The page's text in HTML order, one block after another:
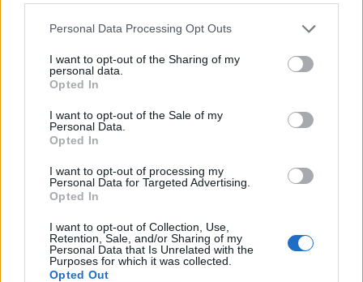
Personal Data Processing Opt Outs
I want to opt-out of the Sharing of my
personal data.
Opted In
I want to opt-out of the Sale of my
Personal Data.
Opted In
I want to opt-out of processing my
Personal Data for Targeted Advertising.
Opted In
I want to opt-out of Collection, Use,
Retention, Sale, and/or Sharing of my
Personal Data that Is Unrelated with the
Purposes for which it was collected.
Opted Out
volto nuovo per la stagione 2020/21. Gigi Casu e Gianfranco Ravot
guideranno ancora gli Allievi e Giovanissimi mentre ad…